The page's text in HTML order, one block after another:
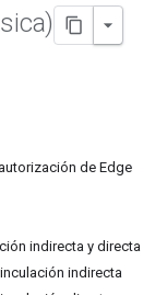
de Edge
indirecta y directa
indirecta